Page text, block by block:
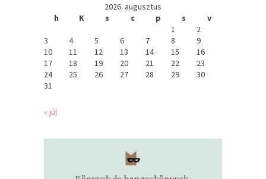
2026. augusztus
h
K s c p s
v
1
2
3
4 5 6 7 8
9
10
11 12 13 14 15
16
17
18 19 20 21 22
23
24
25 26 27 28 29
30
31
« júl